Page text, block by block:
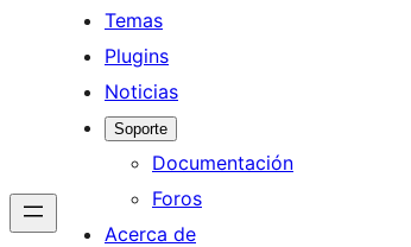
Temas
Plugins
Noticias
Soporte
Documentación
Foros
Acerca de